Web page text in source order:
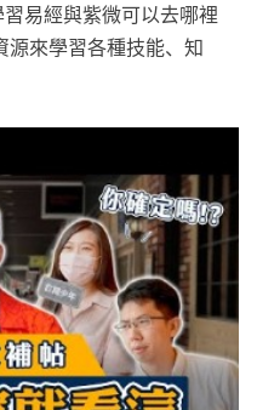
易經與紫微可以去哪裡
源來學習各種技能、知